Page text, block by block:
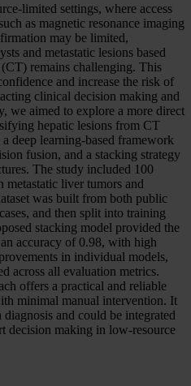
limited settings, where access
as magnetic resonance imaging
may be limited,
and metastatic lesions based
remains challenging. This
and increase the risk of
clinical decision making and
we aimed to explore a more direct
hepatic lesions from CT
deep learning-based framework
fusion, and a stacking strategy
The study included 100
metastatic liver tumors and
was built from both public
and then split into training
stacking model provided the
accuracy of 0.98, with high
in individual models,
across all evaluation metrics.
offers a practical and reliable
minimal manual intervention. It
and could be integrated
decision making in low-resource